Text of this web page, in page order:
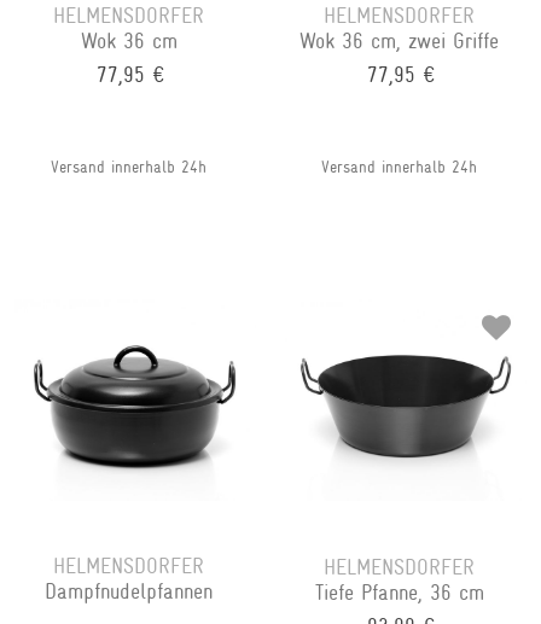
HELMENSDORFER
Wok 36 cm
77,95 €
Versand innerhalb 24h
HELMENSDORFER
Wok 36 cm, zwei Griffe
77,95 €
Versand innerhalb 24h
HELMENSDORFER
Dampfnudelpfannen
HELMENSDORFER
Tiefe Pfanne, 36 cm